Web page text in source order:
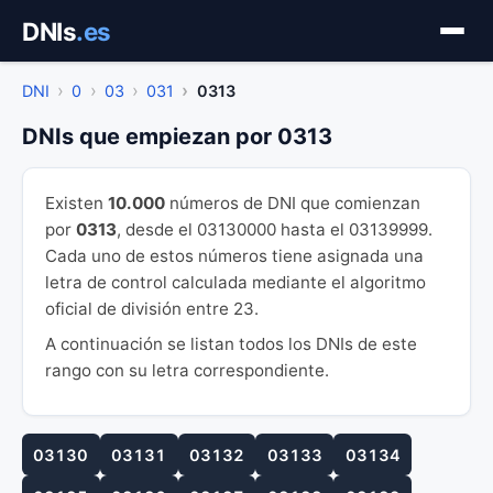
contenido
DNIs.es
DNI 0 03 031 0313
DNIs que empiezan por 0313
Existen 10.000 números de DNI que comienzan
por 0313, desde el 03130000 hasta el 03139999.
Cada uno de estos números tiene asignada una
letra de control calculada mediante el algoritmo
oficial de división entre 23.
A continuación se listan todos los DNIs de este
rango con su letra correspondiente.
03130 03131 03132 03133 03134